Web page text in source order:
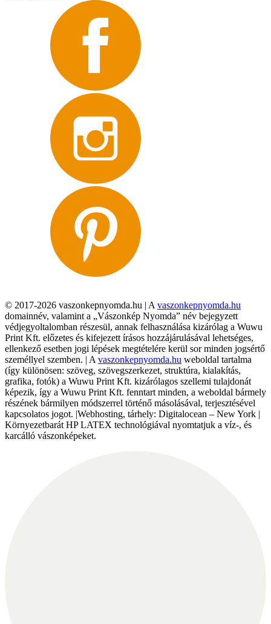
© 2017-2026 vaszonkepnyomda.hu | A vaszonkepnyomda.hu
domainnév, valamint a „Vászonkép Nyomda” név bejegyzett
védjegyoltalomban részesül, annak felhasználása kizárólag a Wuwu
Print Kft. előzetes és kifejezett írásos hozzájárulásával lehetséges,
ellenkező esetben jogi lépések megtételére kerül sor minden jogsértő
személlyel szemben. | A vaszonkepnyomda.hu weboldal tartalma
(így különösen: szöveg, szövegszerkezet, struktúra, kialakítás,
grafika, fotók) a Wuwu Print Kft. kizárólagos szellemi tulajdonát
képezik, így a Wuwu Print Kft. fenntart minden, a weboldal bármely
részének bármilyen módszerrel történő másolásával, terjesztésével
kapcsolatos jogot. |Webhosting, tárhely: Digitalocean – New York |
Környezetbarát HP LATEX technológiával nyomtatjuk a víz-, és
karcálló vászonképeket.